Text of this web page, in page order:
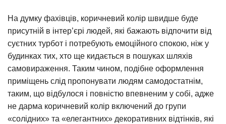
На думку фахівців, коричневий колір швидше буде
присутній в інтер’єрі людей, які бажають відпочити від
суєтних турбот і потребують емоційного спокою, ніж у
будинках тих, хто ще кидається в пошуках шляхів
самовираження. Таким чином, подібне оформлення
приміщень слід пропонувати людям самодостатнім,
таким, що відбулося і повністю впевненим у собі, адже
не дарма коричневий колір включений до групи
«солідних» та «елегантних» декоративних відтінків, які